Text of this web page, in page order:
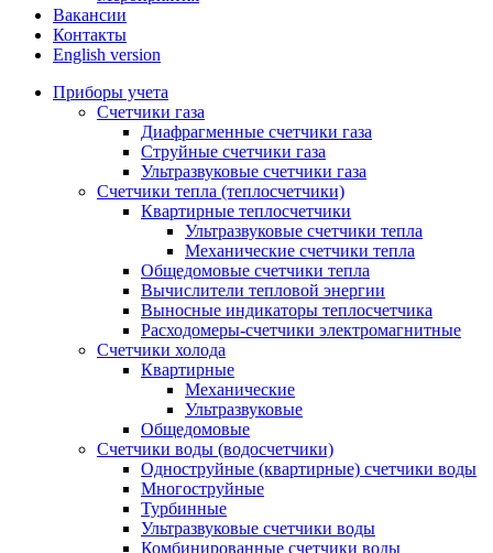
Вакансии
Контакты
English version
Приборы учета
Счетчики газа
Диафрагменные счетчики газа
Струйные счетчики газа
Ультразвуковые счетчики газа
Счетчики тепла (теплосчетчики)
Квартирные теплосчетчики
Ультразвуковые счетчики тепла
Механические счетчики тепла
Общедомовые счетчики тепла
Вычислители тепловой энергии
Выносные индикаторы теплосчетчика
Расходомеры-счетчики электромагнитные
Счетчики холода
Квартирные
Механические
Ультразвуковые
Общедомовые
Счетчики воды (водосчетчики)
Одноструйные (квартирные) счетчики воды
Многоструйные
Турбинные
Ультразвуковые счетчики воды
Комбинированные счетчики воды